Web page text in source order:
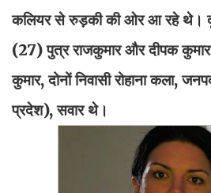
कलियर से रुड़की की ओर आ रहे थे।
(27) पुत्र राजकुमार और दीपक
कुमार, दोनों निवासी रोहाना कला,
प्रदेश), सवार थे।